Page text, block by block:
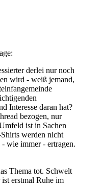
derlei nur noch
wird - weiß jemand,
Interesse daran hat?
bezogen, nur
ist in Sachen
werden nicht
wie immer - ertragen.
Thema tot. Schwelt
erstmal Ruhe im